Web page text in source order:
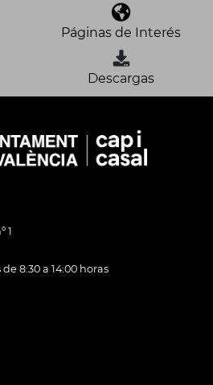
Páginas de Interés
Descargas
1
8:30 a 14:00 horas